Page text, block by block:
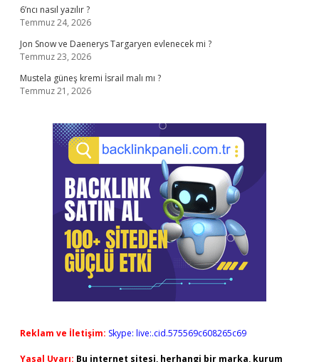
6’ncı nasıl yazılır ?
Temmuz 24, 2026
Jon Snow ve Daenerys Targaryen evlenecek mi ?
Temmuz 23, 2026
Mustela güneş kremi İsrail malı mı ?
Temmuz 21, 2026
Reklam ve İletişim: Skype: live:.cid.575569c608265c69
Yasal Uyarı: Bu internet sitesi, herhangi bir marka, kurum